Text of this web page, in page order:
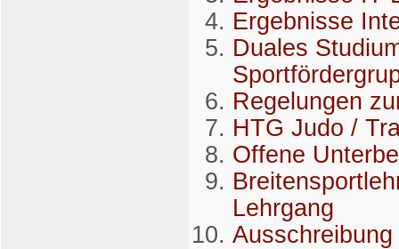
Ergebnisse
Duales
Regelungen
HTG Judo /
Offene
Lehrgang